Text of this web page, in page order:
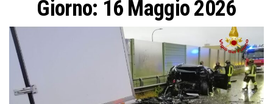
a
z
i
o
n
Giorno: 16 Maggio 2026